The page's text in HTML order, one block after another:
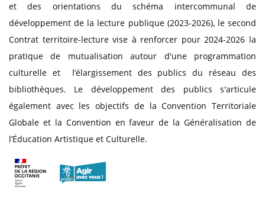
et des orientations du schéma intercommunal de
développement de la lecture publique (2023-2026), le second
Contrat territoire-lecture vise à renforcer pour 2024-2026 la
pratique de mutualisation autour d'une programmation
culturelle et l’élargissement des publics du réseau des
bibliothèques. Le développement des publics s'articule
également avec les objectifs de la Convention Territoriale
Globale et la Convention en faveur de la Généralisation de
l’Éducation Artistique et Culturelle.